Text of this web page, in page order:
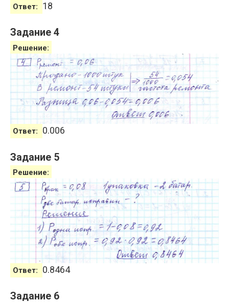
Ответ: 18
Задание 4
Решение:
Ответ: 0.006
Задание 5
Решение:
Ответ: 0.8464
Задание 6